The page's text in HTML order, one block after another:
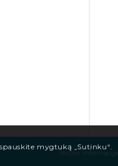
Teisinė informacija
mygtuką „Sutinku“.